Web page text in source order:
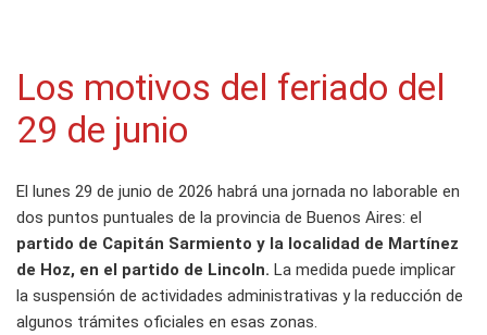
Los motivos del feriado del
29 de junio
El lunes 29 de junio de 2026 habrá una jornada no laborable en
dos puntos puntuales de la provincia de Buenos Aires: el
partido de Capitán Sarmiento y la localidad de Martínez
de Hoz, en el partido de Lincoln. La medida puede implicar
la suspensión de actividades administrativas y la reducción de
algunos trámites oficiales en esas zonas.